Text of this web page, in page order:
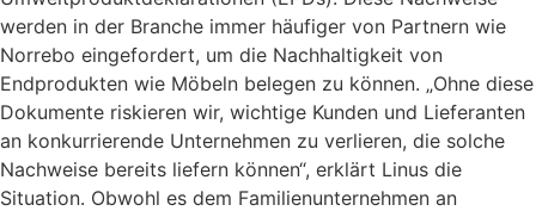
werden in der Branche immer häufiger von Partnern wie
Norrebo eingefordert, um die Nachhaltigkeit von
Endprodukten wie Möbeln belegen zu können. „Ohne diese
Dokumente riskieren wir, wichtige Kunden und Lieferanten
an konkurrierende Unternehmen zu verlieren, die solche
Nachweise bereits liefern können“, erklärt Linus die
Situation. Obwohl es dem Familienunternehmen an